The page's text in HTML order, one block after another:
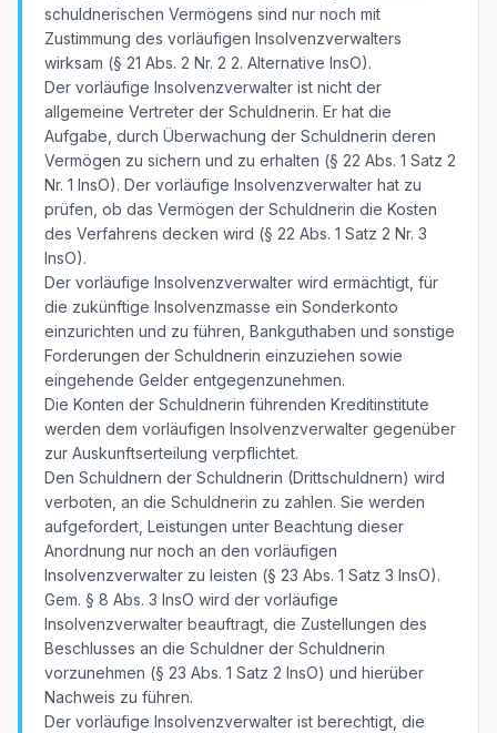
schuldnerischen Vermögens sind nur noch mit
Zustimmung des vorläufigen Insolvenzverwalters
wirksam (§ 21 Abs. 2 Nr. 2 2. Alternative InsO).
Der vorläufige Insolvenzverwalter ist nicht der
allgemeine Vertreter der Schuldnerin. Er hat die
Aufgabe, durch Überwachung der Schuldnerin deren
Vermögen zu sichern und zu erhalten (§ 22 Abs. 1 Satz 2
Nr. 1 InsO). Der vorläufige Insolvenzverwalter hat zu
prüfen, ob das Vermögen der Schuldnerin die Kosten
des Verfahrens decken wird (§ 22 Abs. 1 Satz 2 Nr. 3
InsO).
Der vorläufige Insolvenzverwalter wird ermächtigt, für
die zukünftige Insolvenzmasse ein Sonderkonto
einzurichten und zu führen, Bankguthaben und sonstige
Forderungen der Schuldnerin einzuziehen sowie
eingehende Gelder entgegenzunehmen.
Die Konten der Schuldnerin führenden Kreditinstitute
werden dem vorläufigen Insolvenzverwalter gegenüber
zur Auskunftserteilung verpflichtet.
Den Schuldnern der Schuldnerin (Drittschuldnern) wird
verboten, an die Schuldnerin zu zahlen. Sie werden
aufgefordert, Leistungen unter Beachtung dieser
Anordnung nur noch an den vorläufigen
Insolvenzverwalter zu leisten (§ 23 Abs. 1 Satz 3 InsO).
Gem. § 8 Abs. 3 InsO wird der vorläufige
Insolvenzverwalter beauftragt, die Zustellungen des
Beschlusses an die Schuldner der Schuldnerin
vorzunehmen (§ 23 Abs. 1 Satz 2 InsO) und hierüber
Nachweis zu führen.
Der vorläufige Insolvenzverwalter ist berechtigt, die